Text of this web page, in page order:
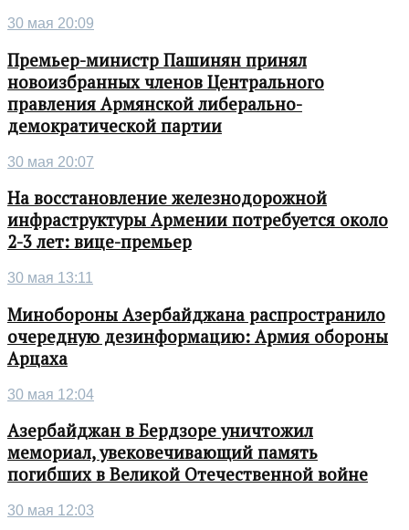
30 мая 20:09
Премьер-министр Пашинян принял
новоизбранных членов Центрального
правления Армянской либерально-
демократической партии
30 мая 20:07
На восстановление железнодорожной
инфраструктуры Армении потребуется около
2-3 лет: вице-премьер
30 мая 13:11
Минобороны Азербайджана распространило
очередную дезинформацию: Армия обороны
Арцаха
30 мая 12:04
Азербайджан в Бердзоре уничтожил
мемориал, увековечивающий память
погибших в Великой Отечественной войне
30 мая 12:03